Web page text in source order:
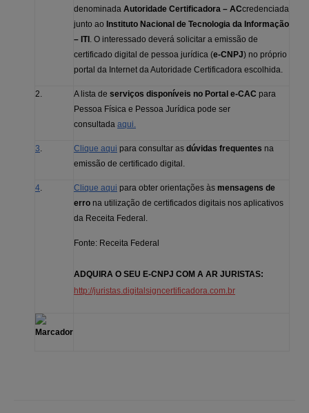
denominada Autoridade Certificadora – ACcredenciada
junto ao Instituto Nacional de Tecnologia da Informação
– ITI . O interessado deverá solicitar a emissão de
certificado digital de pessoa jurídica (e-CNPJ) no próprio
portal da Internet da Autoridade Certificadora escolhida.
2. A lista de serviços disponíveis no Portal e-CAC para
Pessoa Física e Pessoa Jurídica pode ser
consultada aqui.
3. Clique aqui para consultar as dúvidas frequentes na
emissão de certificado digital.
4. Clique aqui para obter orientações às mensagens de
erro na utilização de certificados digitais nos aplicativos
da Receita Federal.
Fonte: Receita Federal
ADQUIRA O SEU E-CNPJ COM A AR JURISTAS:
http://juristas.digitalsigncertificadora.com.br